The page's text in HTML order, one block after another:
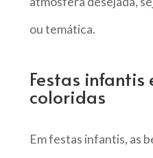
ou temática.
Festas infantis
coloridas
Em festas infantis, as